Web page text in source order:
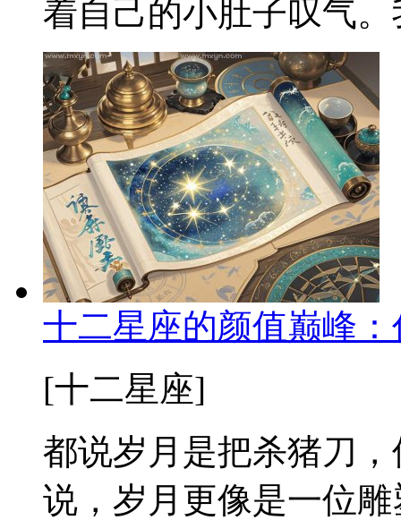
着自己的小肚子叹气
十二星座的颜值巅峰
[十二星座]
都说岁月是把杀猪刀
说，岁月更像是一位